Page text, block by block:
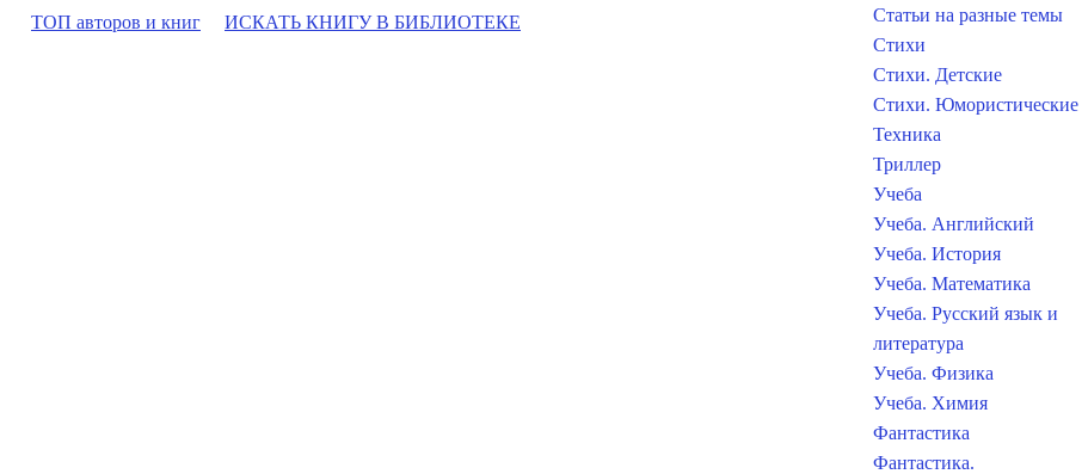
ТОП авторов и книг ИСКАТЬ КНИГУ В БИБЛИОТЕКЕ
Статьи на разные темы
Стихи
Стихи. Детские
Стихи. Юмористические
Техника
Триллер
Учеба
Учеба. Английский
Учеба. История
Учеба. Математика
Учеба. Русский язык и
литература
Учеба. Физика
Учеба. Химия
Фантастика
Фантастика.